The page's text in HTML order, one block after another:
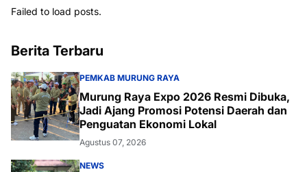
Failed to load posts.
Berita Terbaru
PEMKAB MURUNG RAYA
Murung Raya Expo 2026 Resmi Dibuka,
Jadi Ajang Promosi Potensi Daerah dan
Penguatan Ekonomi Lokal
Agustus 07, 2026
NEWS